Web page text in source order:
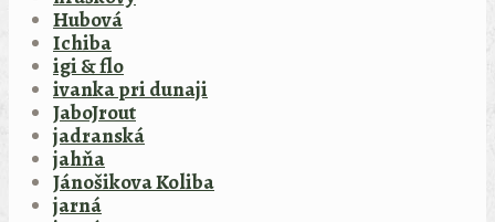
Hubová
Ichiba
igi & flo
ivanka pri dunaji
JaboJrout
jadranská
jahňa
Jánošikova Koliba
jarná